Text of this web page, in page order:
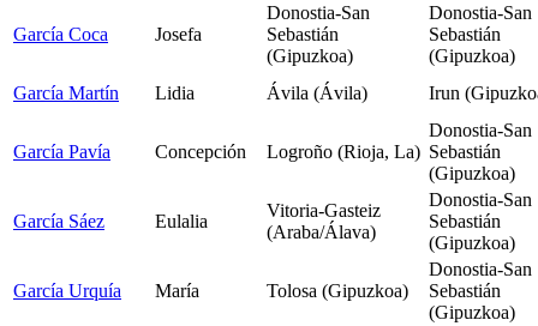
García Coca Josefa
Donostia-San
Sebastián
(Gipuzkoa)
Donostia-San
Sebastián
(Gipuzkoa)
García Martín
Lidia Ávila (Ávila) Irun
García Pavía Concepción Logroño (Rioja, La)
Donostia-San
Sebastián
(Gipuzkoa)
García Sáez Eulalia
Vitoria-Gasteiz
(Araba/Álava)
Donostia-San
Sebastián
(Gipuzkoa)
García Urquía María Tolosa (Gipuzkoa)
Donostia-San
Sebastián
(Gipuzkoa)